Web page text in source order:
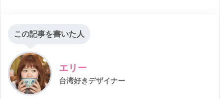
この記事を書いた人
エリー
台湾好きデザイナー